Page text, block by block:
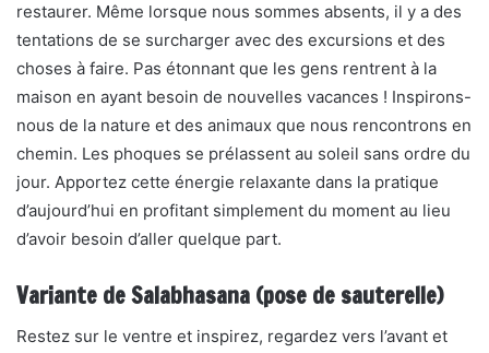
restaurer. Même lorsque nous sommes absents, il y a des
tentations de se surcharger avec des excursions et des
choses à faire. Pas étonnant que les gens rentrent à la
maison en ayant besoin de nouvelles vacances ! Inspirons-
nous de la nature et des animaux que nous rencontrons en
chemin. Les phoques se prélassent au soleil sans ordre du
jour. Apportez cette énergie relaxante dans la pratique
d’aujourd’hui en profitant simplement du moment au lieu
d’avoir besoin d’aller quelque part.
Variante de Salabhasana (pose de sauterelle)
Restez sur le ventre et inspirez, regardez vers l’avant et